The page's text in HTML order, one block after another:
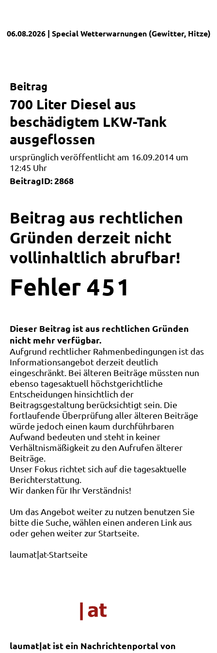
06.08.2026 | SpecialWetterwarnungen (Gewitter, Hitze)
Beitrag
700 Liter Diesel aus
beschädigtem LKW-Tank
ausgeflossen
ursprünglich veröffentlicht am 16.09.2014 um
12:45 Uhr
BeitragID: 2868
Beitrag aus rechtlichen
Gründen derzeit nicht
vollinhaltlich abrufbar!
Fehler 4 5 1
Dieser Beitrag ist aus rechtlichen Gründen
nicht mehr verfügbar.
Aufgrund rechtlicher Rahmenbedingungen ist das
Informationsangebot derzeit deutlich
eingeschränkt. Bei älteren Beiträge müssten nun
ebenso tagesaktuell höchstgerichtliche
Entscheidungen hinsichtlich der
Beitragsgestaltung berücksichtigt sein. Die
fortlaufende Überprüfung aller älteren Beiträge
würde jedoch einen kaum durchführbaren
Aufwand bedeuten und steht in keiner
Verhältnismäßigkeit zu den Aufrufen älterer
Beiträge.
Unser Fokus richtet sich auf die tagesaktuelle
Berichterstattung.
Wir danken für Ihr Verständnis!
Um das Angebot weiter zu nutzen benutzen Sie
bitte die Suche, wählen einen anderen Link aus
oder gehen weiter zur Startseite.
laumat|at-Startseite
laumat|at ist ein Nachrichtenportal von